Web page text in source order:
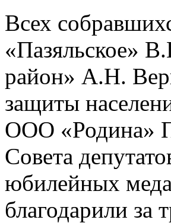
Всех
«Пазяльское»
район» А.Н.
защиты
ООО «Родина»
Совета
юбилейных
благодарили за